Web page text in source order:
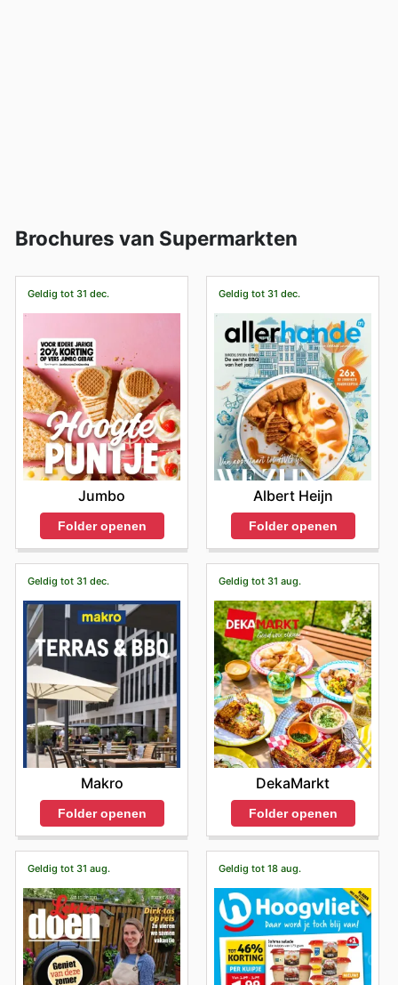
Brochures van Supermarkten
Geldig tot 31 dec.
Jumbo
Folder openen
Geldig tot 31 dec.
Albert Heijn
Folder openen
Geldig tot 31 dec.
Makro
Folder openen
Geldig tot 31 aug.
DekaMarkt
Folder openen
Geldig tot 31 aug. Geldig tot 18 aug.